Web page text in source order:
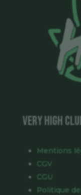
VERY HIGH
Mentions
CGV
CGU
Politique